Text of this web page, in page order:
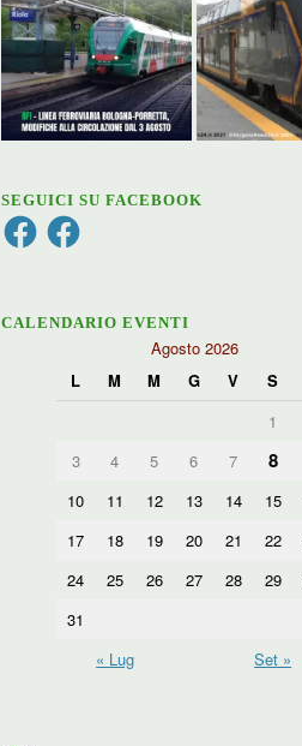
SEGUICI SU FACEBOOK
FacebookFacebook
CALENDARIO EVENTI
Agosto 2026
L
M M G V S
1
3
4 5 6 7 8
10
11 12 13 14 15
17
18 19 20 21 22
24
25 26 27 28 29
31
« Lug
Set »